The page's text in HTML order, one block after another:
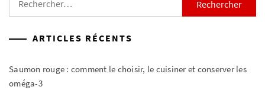
ARTICLES RÉCENTS
Saumon rouge : comment le choisir, le cuisiner et conserver les
oméga-3